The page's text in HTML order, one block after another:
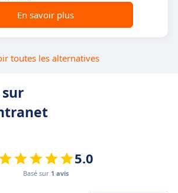
En savoir plus
toutes les alternatives
5.0
Basé sur 1 avis